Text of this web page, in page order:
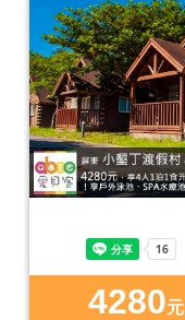
聯絡我們
APP下載
4280元